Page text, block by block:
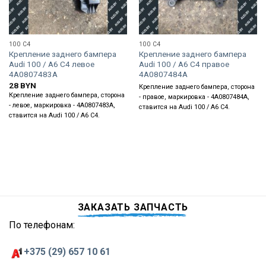
100 C4
Крепление заднего бампера
Audi 100 / A6 C4 левое
4A0807483A
28 BYN
Крепление заднего бампера, сторона
- левое, маркировка - 4A0807483A,
ставится на Audi 100 / A6 C4.
100 C4
Крепление заднего бампера
Audi 100 / A6 C4 правое
4A0807484A
Крепление заднего бампера, сторона
- правое, маркировка - 4A0807484A,
ставится на Audi 100 / A6 C4.
ЗАКАЗАТЬ ЗАПЧАСТЬ
По телефонам:
+375 (29) 657 10 61